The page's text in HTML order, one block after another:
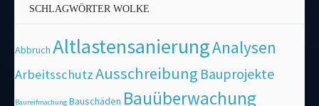
SCHLAGWÖRTER WOLKE
Abbruch AltlastensanierungAnalysen
ArbeitsschutzAusschreibung Bauprojekte
Baureifmachung Bauschäden Bauüberwachung